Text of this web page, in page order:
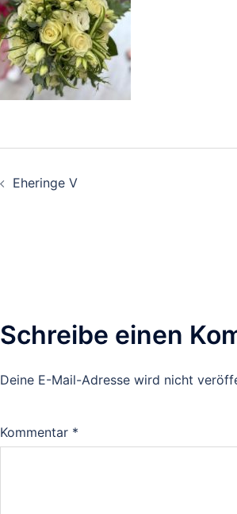
Eheringe V
Schreibe einen
Deine E-Mail-Adresse wird nicht
Kommentar *